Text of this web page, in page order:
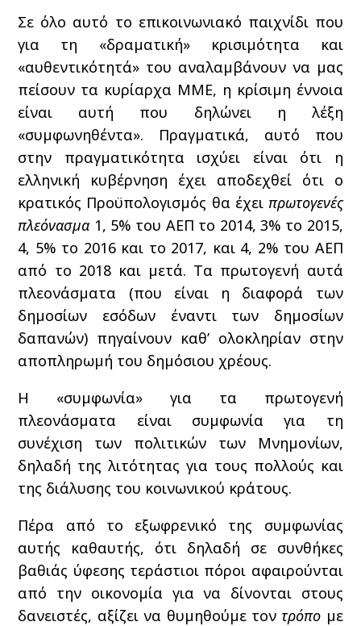
Σε όλο αυτό το επικοινωνιακό παιχνίδι που
για τη «δραματική» κρισιμότητα και
«αυθεντικότητά» του αναλαμβάνουν να μας
πείσουν τα κυρίαρχα ΜΜΕ, η κρίσιμη έννοια
είναι αυτή που δηλώνει η λέξη
«συμφωνηθέντα». Πραγματικά, αυτό που
στην πραγματικότητα ισχύει είναι ότι η
ελληνική κυβέρνηση έχει αποδεχθεί ότι ο
κρατικός Προϋπολογισμός θα έχει πρωτογενές
πλεόνασμα 1, 5% του ΑΕΠ το 2014, 3% το 2015,
4, 5% το 2016 και το 2017, και 4, 2% του ΑΕΠ
από το 2018 και μετά. Τα πρωτογενή αυτά
πλεονάσματα (που είναι η διαφορά των
δημοσίων εσόδων έναντι των δημοσίων
δαπανών) πηγαίνουν καθ’ ολοκληρίαν στην
αποπληρωμή του δημόσιου χρέους.
Η «συμφωνία» για τα πρωτογενή
πλεονάσματα είναι συμφωνία για τη
συνέχιση των πολιτικών των Μνημονίων,
δηλαδή της λιτότητας για τους πολλούς και
της διάλυσης του κοινωνικού κράτους.
Πέρα από το εξωφρενικό της συμφωνίας
αυτής καθαυτής, ότι δηλαδή σε συνθήκες
βαθιάς ύφεσης τεράστιοι πόροι αφαιρούνται
από την οικονομία για να δίνονται στους
δανειστές, αξίζει να θυμηθούμε τον τρόπο με